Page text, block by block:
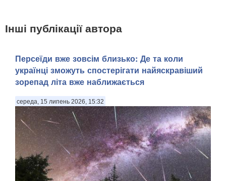
Інші публікації автора
Персеїди вже зовсім близько: Де та коли
українці зможуть спостерігати найяскравіший
зорепад літа вже наближається
середа, 15 липень 2026, 15:32